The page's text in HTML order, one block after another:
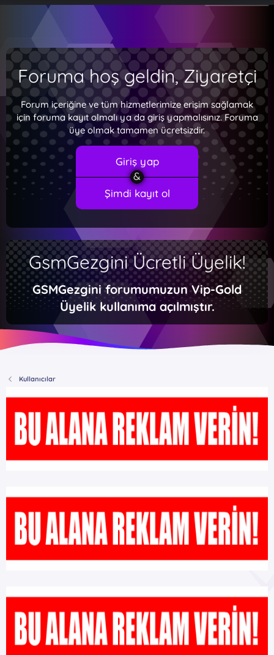
Foruma hoş geldin, Ziyaretçi
Forum içeriğine ve tüm hizmetlerimize erişim sağlamak
için foruma kayıt olmalı ya da giriş yapmalısınız. Foruma
üye olmak tamamen ücretsizdir.
Giriş yap
Şimdi kayıt ol
GsmGezgini Ücretli Üyelik!
GSMGezgini forumumuzun Vip-Gold
Üyelik kullanıma açılmıştır.
Kullanıcılar